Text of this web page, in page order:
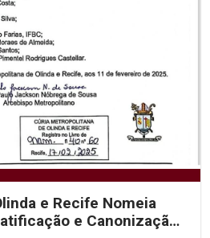
e Recife Nomeia
e Canonização